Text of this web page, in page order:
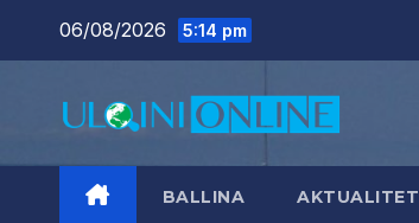
06/08/2026 5:14 pm
BALLINA AKTUALITET